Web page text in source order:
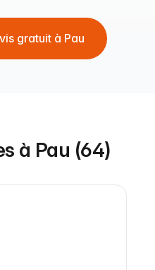
gratuit à Pau
à Pau (64)